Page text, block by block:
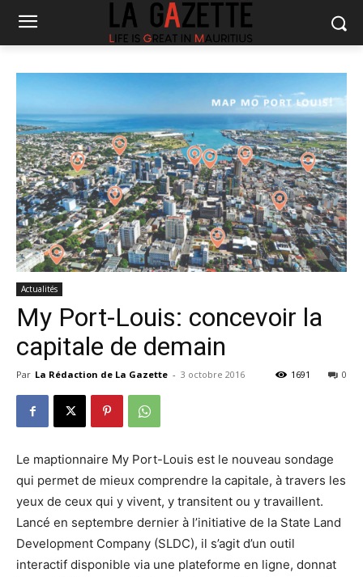
Actualités
My Port-Louis: concevoir la
capitale de demain
Par La Rédaction de La Gazette - 3 octobre 2016 0
1691
Le maptionnaire My Port-Louis est le nouveau sondage
qui permet de mieux comprendre la capitale, à travers les
yeux de ceux qui y vivent, y transitent ou y travaillent.
Lancé en septembre dernier à l’initiative de la State Land
Development Company (SLDC), il s’agit d’un outil
interactif disponible via une plateforme en ligne, donnat